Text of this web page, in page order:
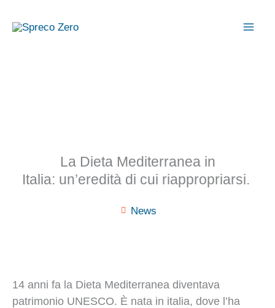
La Dieta Mediterranea in
Italia: un’eredità di cui riappropriarsi.
News
14 anni fa la Dieta Mediterranea diventava
patrimonio UNESCO. È nata in italia, dove l’ha